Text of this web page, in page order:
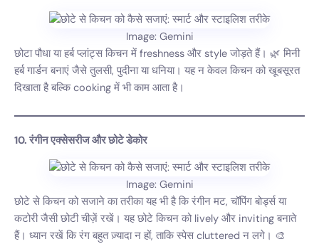
Image: Gemini
छोटा पौधा या हर्ब प्लांट्स किचन में freshness और style जोड़ते हैं। 🌿 मिनी
हर्ब गार्डन बनाएं जैसे तुलसी, पुदीना या धनिया। यह न केवल किचन को खूबसूरत
दिखाता है बल्कि cooking में भी काम आता है।
10. रंगीन एक्सेसरीज और छोटे डेकोर
Image: Gemini
छोटे से किचन को सजाने का तरीका यह भी है कि रंगीन मट, चॉपिंग बोर्ड्स या
कटोरी जैसी छोटी चीज़ें रखें। यह छोटे किचन को lively और inviting बनाते
हैं। ध्यान रखें कि रंग बहुत ज़्यादा न हों, ताकि स्पेस cluttered न लगे। 🎨